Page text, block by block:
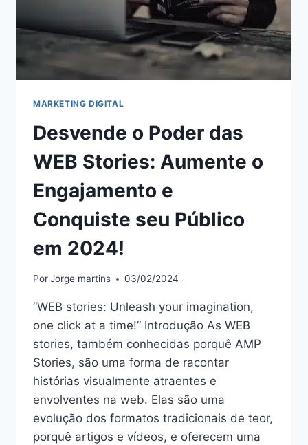
MARKETING DIGITAL
Desvende o Poder das
WEB Stories: Aumente o
Engajamento e
Conquiste seu Público
em 2024!
PorJorge martins 03/02/2024
“WEB stories: Unleash your imagination,
one click at a time!” Introdução As WEB
stories, também conhecidas porquê AMP
Stories, são uma forma de racontar
histórias visualmente atraentes e
envolventes na web. Elas são uma
evolução dos formatos tradicionais de teor,
porquê artigos e vídeos, e oferecem uma